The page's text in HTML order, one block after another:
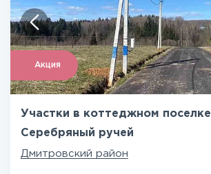
Акция
Участки в коттеджном поселке
Серебряный ручей
Дмитровский район